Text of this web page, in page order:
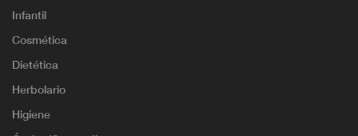
Infantil
Cosmética
Dietética
Herbolario
Higiene